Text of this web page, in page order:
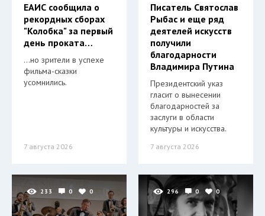
ЕАИС сообщила о
рекордных сборах
"Колобка" за первый
день проката…
…но зрители в успехе
фильма-сказки
усомнились.
7 августа 2026
Писатель Святослав
Рыбас и еще ряд
деятелей искусств
получили
благодарности
Владимира Путина
Президентский указ
гласит о вынесении
благодарностей за
заслуги в области
культуры и искусства.
7 августа 2026
233 0 0 296 0 0